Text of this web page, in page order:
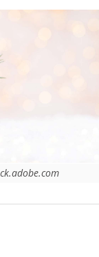
Telefon:
Werbung
[rule